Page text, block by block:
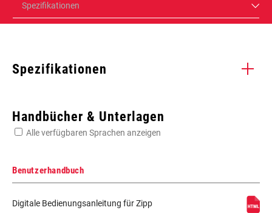
Spezifikationen
Spezifikationen
Handbücher & Unterlagen
Alle verfügbaren Sprachen anzeigen
Benutzerhandbuch
Digitale Bedienungsanleitung für Zipp